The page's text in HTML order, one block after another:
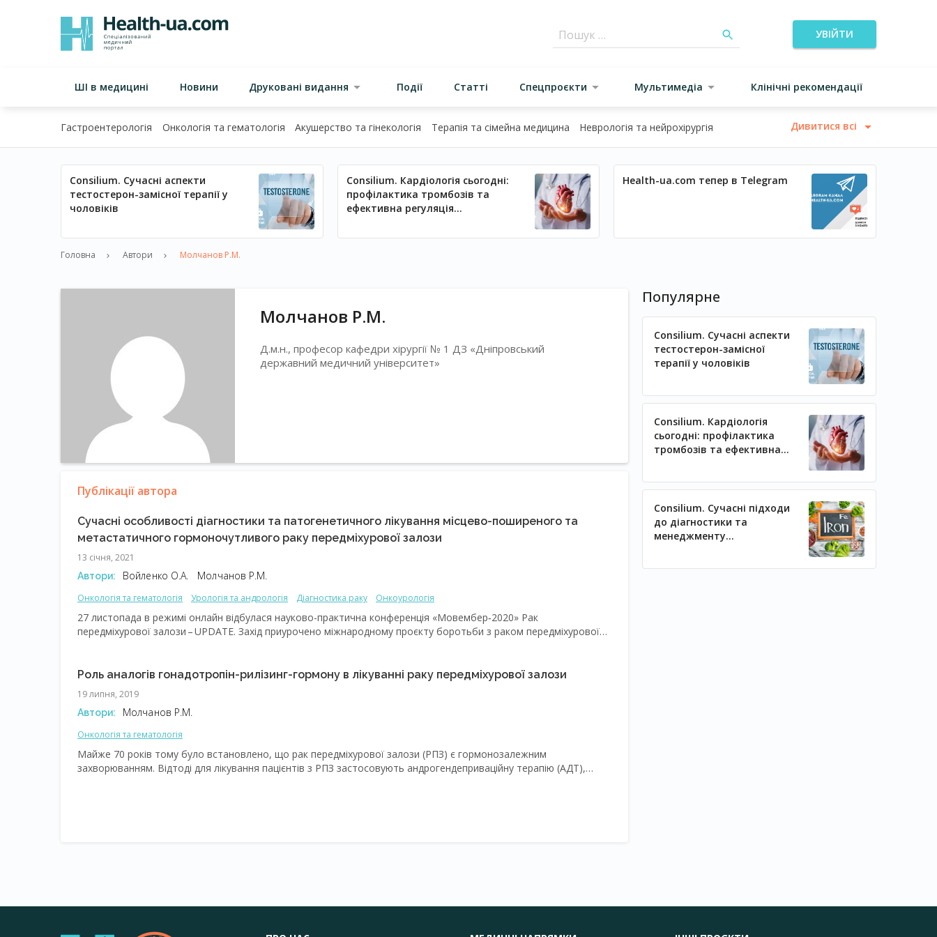
УВІЙТИ
ШІ в медицині Новини Друковані видання Події Статті Спецпроєкти Мультимедіа Клінічні рекомендації
Гастроентерологія Онкологія та гематологія Акушерство та гінекологія Терапія та сімейна медицина Неврологія та нейрохірургія Дивитися всі
Consilium. Сучасні аспекти
тестостерон-замісної терапії у
чоловіків
Consilium. Кардіологія сьогодні:
профілактика тромбозів та
ефективна регуляція
Health-ua.com тепер в Telegram
Головна Автори Молчанов Р.М.
Молчанов Р.М.
Д.м.н., професор кафедри хірургії № 1 ДЗ «Дніпровський
державний медичний університет»
Публікації автора
Сучасні особливості діагностики та патогенетичного лікування місцево-поширеного та
метастатичного гормоночутливого раку передміхурової залози
13 січня, 2021
Автори: Войленко О.А. Молчанов Р.М.
Онкологія та гематологія Урологія та андрологія Діагностика раку Онкоурологія
27 листопада в режимі онлайн відбулася науково-практична конференція «Мовембер‑2020» Рак
передміхурової залози – ​UPDATE. Захід приурочено міжнародному проєкту боротьби з раком передміхурової
а саме – ​до раку простати та інших онкологічних захворювань.
Роль аналогів гонадотропін-рилізинг-гормону в лікуванні раку передміхурової залози
19 липня, 2019
Автори: Молчанов Р.М.
Онкологія та гематологія
Майже 70 років тому було встановлено, що рак передміхурової залози (РПЗ) є гормонозалежним
захворюванням. Відтоді для лікування пацієнтів з РПЗ застосовують андрогендеприваційну терапію (АДТ),
Популярне
Consilium. Сучасні аспекти
тестостерон-замісної
терапії у чоловіків
Consilium. Кардіологія
сьогодні: профілактика
тромбозів та ефективна
Consilium. Сучасні підходи
до діагностики та
менеджменту